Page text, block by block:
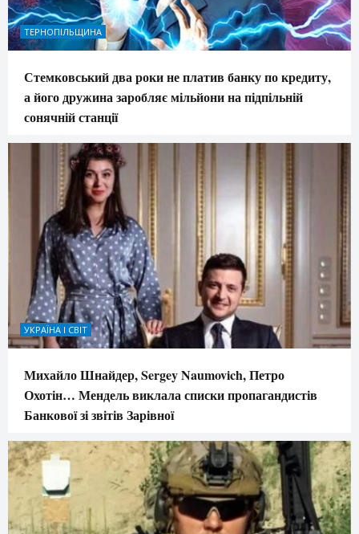
ТЕРНОПІЛЬЩИНА
Стемковський два роки не платив банку по кредиту,
а його дружина заробляє мільйони на підпільній
сонячній станції
УКРАЇНА І СВІТ
Михайло Шнайдер, Sergey Naumovich, Петро
Охотін… Мендель виклала списки пропагандистів
Банкової зі звітів Зарівної